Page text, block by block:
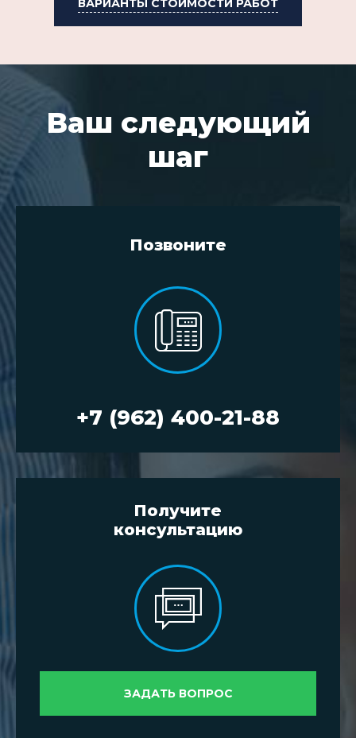
ВАРИАНТЫ СТОИМОСТИ РАБОТ
Ваш следующий
шаг
Позвоните
+7 (962) 400-21-88
Получите
консультацию
ЗАДАТЬ ВОПРОС